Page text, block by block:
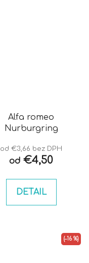
Alfa romeo
Nurburgring
od €3,66 bez DPH
od €4,50
DETAIL
(–16 %)